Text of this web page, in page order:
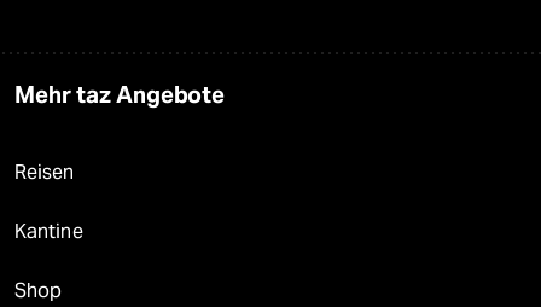
Mehr taz Angebote
Reisen
Kantine
Shop